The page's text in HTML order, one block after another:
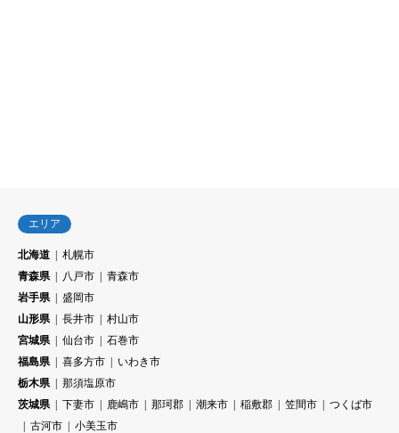
エリア
北海道
札幌市
青森県
八戸市
青森市
岩手県
盛岡市
山形県
長井市
村山市
宮城県
仙台市
石巻市
福島県
喜多方市
いわき市
栃木県
那須塩原市
茨城県
下妻市 鹿嶋市 那珂郡 潮来市 稲敷郡 笠間市
つくば市
古河市
小美玉市